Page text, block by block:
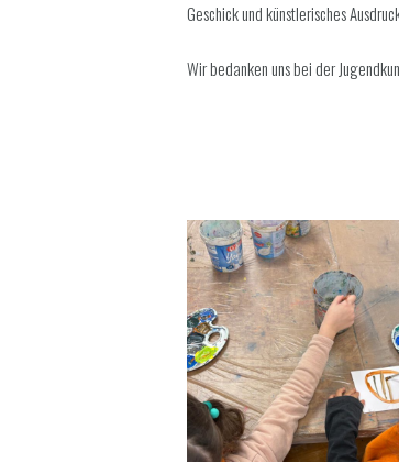
Geschick und künstlerisches
Wir bedanken uns bei der